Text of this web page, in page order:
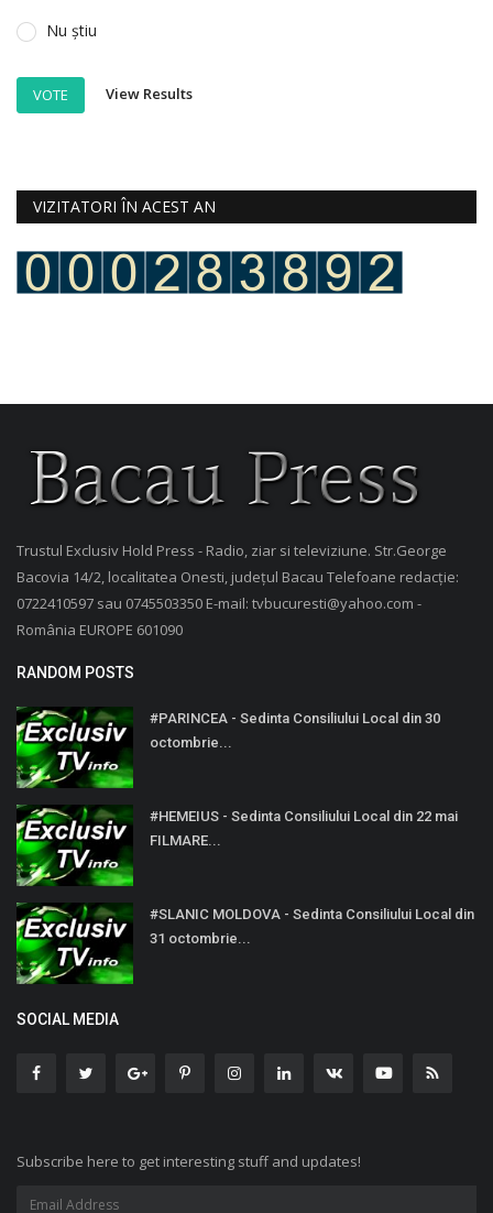
Nu știu
VOTE View Results
VIZITATORI ÎN ACEST AN
Trustul Exclusiv Hold Press - Radio, ziar si televiziune. Str.George
Bacovia 14/2, localitatea Onesti, județul Bacau Telefoane redacție:
0722410597 sau 0745503350 E-mail: tvbucuresti@yahoo.com -
România EUROPE 601090
RANDOM POSTS
#PARINCEA - Sedinta Consiliului Local din 30
octombrie...
#HEMEIUS - Sedinta Consiliului Local din 22 mai
FILMARE...
#SLANIC MOLDOVA - Sedinta Consiliului Local din
31 octombrie...
SOCIAL MEDIA
Subscribe here to get interesting stuff and updates!